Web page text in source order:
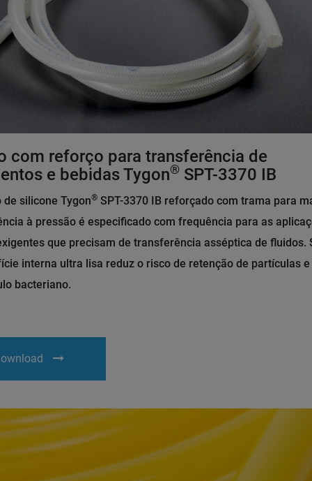
com reforço para transferência de
e bebidas Tygon® SPT-3370 IB
de silicone Tygon® SPT-3370 IB reforçado com trama para
à pressão é especificado com frequência para as
que precisam de transferência asséptica de fluidos.
interna ultra lisa reduz o risco de retenção de partículas e
bacteriano.